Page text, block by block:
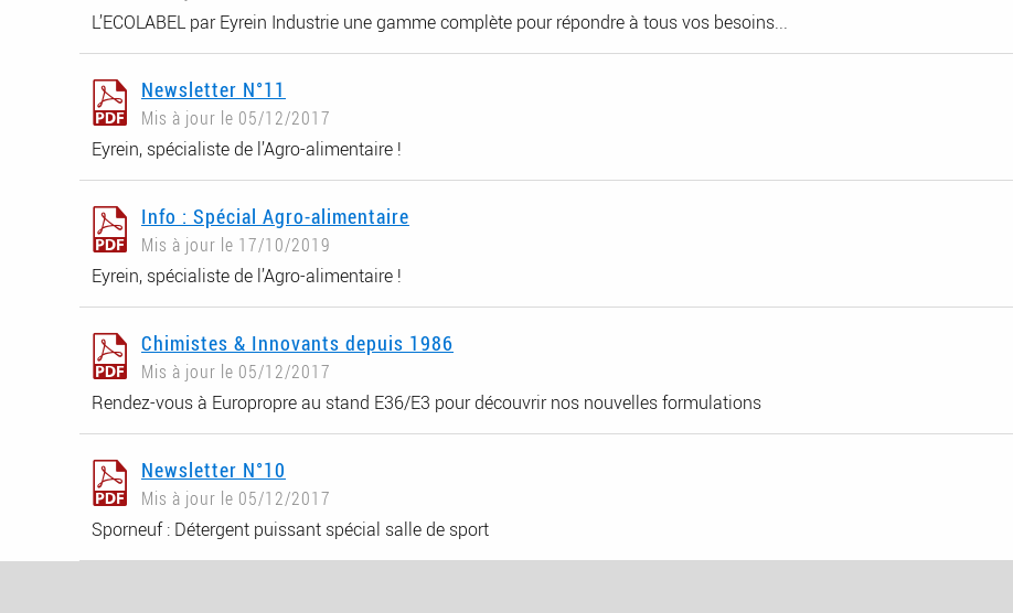
L’ECOLABEL par Eyrein Industrie une gamme complète pour répondre à tous vos besoins...
Newsletter N°11
Mis à jour le 05/12/2017
Eyrein, spécialiste de l’Agro-alimentaire !
Info : Spécial Agro-alimentaire
Mis à jour le 17/10/2019
Eyrein, spécialiste de l’Agro-alimentaire !
Chimistes & Innovants depuis 1986
Mis à jour le 05/12/2017
Rendez-vous à Europropre au stand E36/E3 pour découvrir nos nouvelles formulations
Newsletter N°10
Mis à jour le 05/12/2017
Sporneuf : Détergent puissant spécial salle de sport